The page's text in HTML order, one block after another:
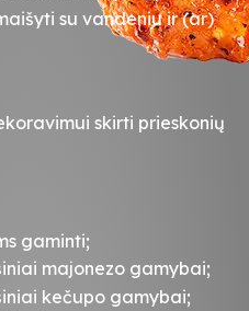
su vandeniu ir (ar)
skirti prieskonių
gaminti;
majonezo gamybai;
kečupo gamybai;